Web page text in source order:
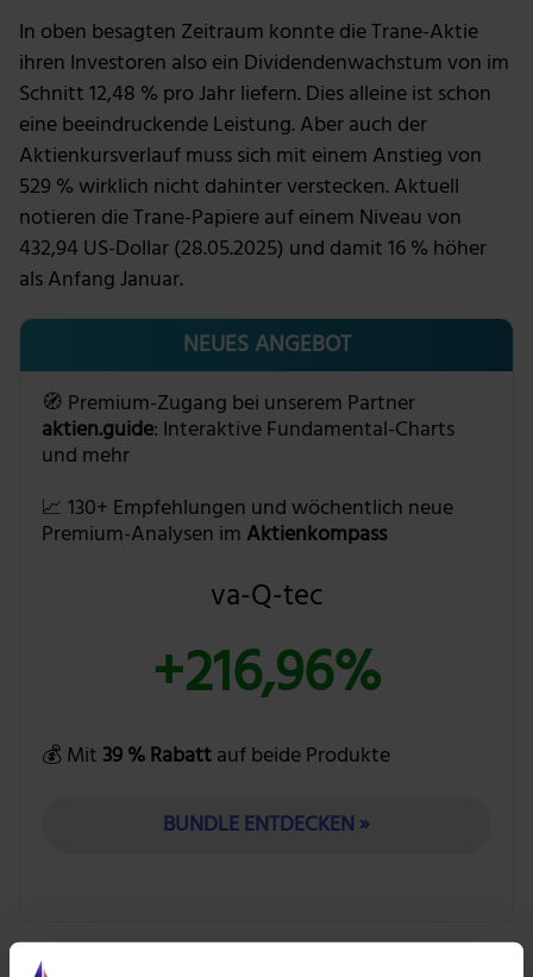
In oben besagten Zeitraum konnte die Trane-Aktie
ihren Investoren also ein Dividendenwachstum von im
Schnitt 12,48 % pro Jahr liefern. Dies alleine ist schon
eine beeindruckende Leistung. Aber auch der
Aktienkursverlauf muss sich mit einem Anstieg von
529 % wirklich nicht dahinter verstecken. Aktuell
notieren die Trane-Papiere auf einem Niveau von
432,94 US-Dollar (28.05.2025) und damit 16 % höher
als Anfang Januar.
NEUES ANGEBOT
🧭 Premium-Zugang bei unserem Partner
aktien.guide: Interaktive Fundamental-Charts
und mehr
📈 130+ Empfehlungen und wöchentlich neue
Premium-Analysen im Aktienkompass
va-Q-tec
+216,96%
💰 Mit 39 % Rabattauf beide Produkte
BUNDLE ENTDECKEN »
Ihre Bewertung liegt aber mit einem KGV von 33,3